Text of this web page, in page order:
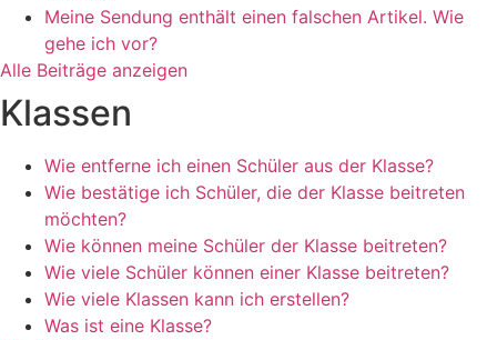
Meine Sendung enthält einen falschen Artikel. Wie
gehe ich vor?
Alle Beiträge anzeigen
Klassen
Wie entferne ich einen Schüler aus der Klasse?
Wie bestätige ich Schüler, die der Klasse beitreten
möchten?
Wie können meine Schüler der Klasse beitreten?
Wie viele Schüler können einer Klasse beitreten?
Wie viele Klassen kann ich erstellen?
Was ist eine Klasse?